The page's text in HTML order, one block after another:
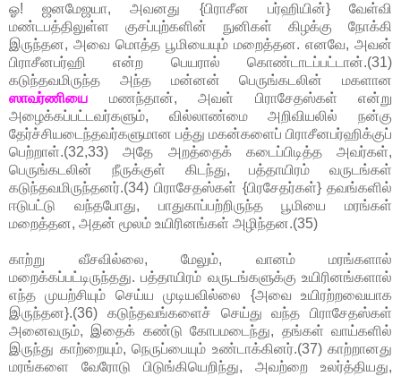
ஓ! ஜனமேஜயா, அவனது {பிராசீன பர்ஹியின்} வேள்வி
மண்டபத்திலுள்ள குசப்புற்களின் நுனிகள் கிழக்கு நோக்கி
இருந்தன, அவை மொத்த பூமியையும் மறைத்தன. எனவே, அவன்
பிராசீனபர்ஹி என்ற பெயரால் கொண்டாடப்பட்டான்.(31)
கடுந்தவமிருந்த அந்த மன்னன் பெருங்கடலின் மகளான
ஸாவர்ணியை
மணந்தான், அவள் பிராசேதஸ்கள் என்று
அழைக்கப்பட்டவர்களும், வில்லாண்மை அறிவியலில் நன்கு
தேர்ச்சியடைந்தவர்களுமான பத்து மகன்களைப் பிராசீனபர்ஹிக்குப்
பெற்றாள்.(32,33) அதே அறத்தைக் கடைப்பிடித்த அவர்கள்,
பெருங்கடலின் நீருக்குள் கிடந்து, பத்தாயிரம் வருடங்கள்
கடுந்தவமிருந்தனர்.(34) பிராசேதஸ்கள் {பிரசேதர்கள்} தவங்களில்
ஈடுபட்டு வந்தபோது, பாதுகாப்பற்றிருந்த பூமியை மரங்கள்
மறைத்தன, அதன் மூலம் உயிரினங்கள் அழிந்தன.(35)
காற்று வீசவில்லை, மேலும், வானம் மரங்களால்
மறைக்கப்பட்டிருந்தது. பத்தாயிரம் வருடங்களுக்கு உயிரினங்களால்
எந்த முயற்சியும் செய்ய முடியவில்லை {அவை உயிரற்றவையாக
இருந்தன}.(36) கடுந்தவங்களைச் செய்து வந்த பிராசேதஸ்கள்
அனைவரும், இதைக் கண்டு கோபமடைந்து, தங்கள் வாய்களில்
இருந்து காற்றையும், நெருப்பையும் உண்டாக்கினர்.(37) காற்றானது
மரங்களை வேரோடு பிடுங்கியெறிந்து, அவற்றை உலர்த்தியது,